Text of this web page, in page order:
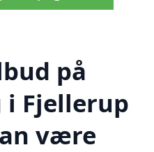
på
Fjellerup
være